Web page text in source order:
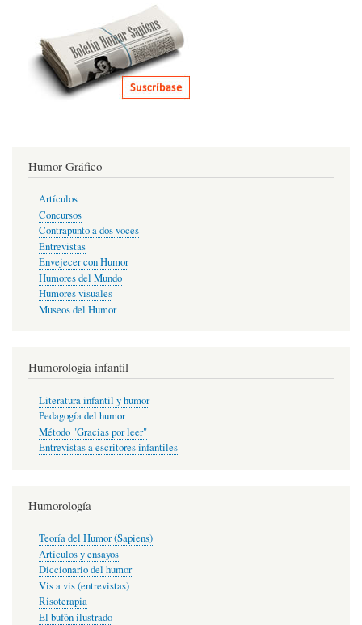
Humor Gráfico
Artículos
Concursos
Contrapunto a dos voces
Entrevistas
Envejecer con Humor
Humores del Mundo
Humores visuales
Museos del Humor
Humorología infantil
Literatura infantil y humor
Pedagogía del humor
Método "Gracias por leer"
Entrevistas a escritores infantiles
Humorología
Teoría del Humor (Sapiens)
Artículos y ensayos
Diccionario del humor
Vis a vis (entrevistas)
Risoterapia
El bufón ilustrado